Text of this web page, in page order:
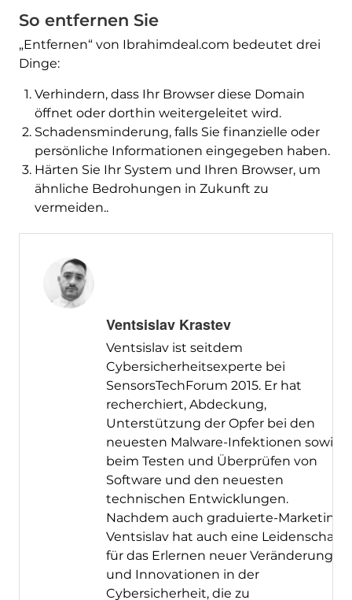
So entfernen Sie
„Entfernen“ von Ibrahimdeal.com bedeutet drei
Dinge:
Verhindern, dass Ihr Browser diese Domain
öffnet oder dorthin weitergeleitet wird.
Schadensminderung, falls Sie finanzielle oder
persönliche Informationen eingegeben haben.
Härten Sie Ihr System und Ihren Browser, um
ähnliche Bedrohungen in Zukunft zu
vermeiden..
Ventsislav Krastev
Ventsislav ist seitdem
Cybersicherheitsexperte bei
SensorsTechForum 2015. Er hat
recherchiert, Abdeckung,
Unterstützung der Opfer bei den
neuesten Malware-Infektionen sowie
beim Testen und Überprüfen von
Software und den neuesten
technischen Entwicklungen.
Nachdem auch graduierte-Marketing,
Ventsislav hat auch eine Leidenschaft
für das Erlernen neuer Veränderungen
und Innovationen in der
Cybersicherheit, die zu